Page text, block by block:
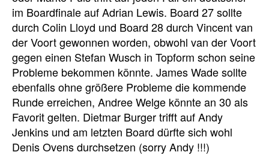
im Boardfinale auf Adrian Lewis. Board 27 sollte
durch Colin Lloyd und Board 28 durch Vincent van
der Voort gewonnen worden, obwohl van der Voort
gegen einen Stefan Wusch in Topform schon seine
Probleme bekommen könnte. James Wade sollte
ebenfalls ohne größere Probleme die kommende
Runde erreichen, Andree Welge könnte an 30 als
Favorit gelten. Dietmar Burger trifft auf Andy
Jenkins und am letzten Board dürfte sich wohl
Denis Ovens durchsetzen (sorry Andy !!!)